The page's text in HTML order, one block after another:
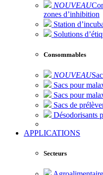
NOUVEAU
zones d’inhibition
Station
Solutions
Consommables
NOUVEAU
Sacs pour
Sacs pour
Sacs de
Désodorisants
APPLICATIONS
Secteurs